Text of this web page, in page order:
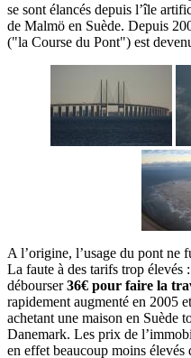
se sont élancés depuis l’île
de Malmö en Suède. Depuis
("la Course du Pont") est
A l’origine, l’usage du pont ne
La faute à des tarifs trop élevés
débourser36€ pour faire la
rapidement augmenté en 2005
achetant une maison en Suède
Danemark. Les prix de
en effet beaucoup moins élevés